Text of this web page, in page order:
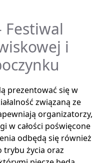
i
prezentować się w
związaną ze
organizatorzy,
w całości poświęcone
odbędą się również
trybu życia oraz